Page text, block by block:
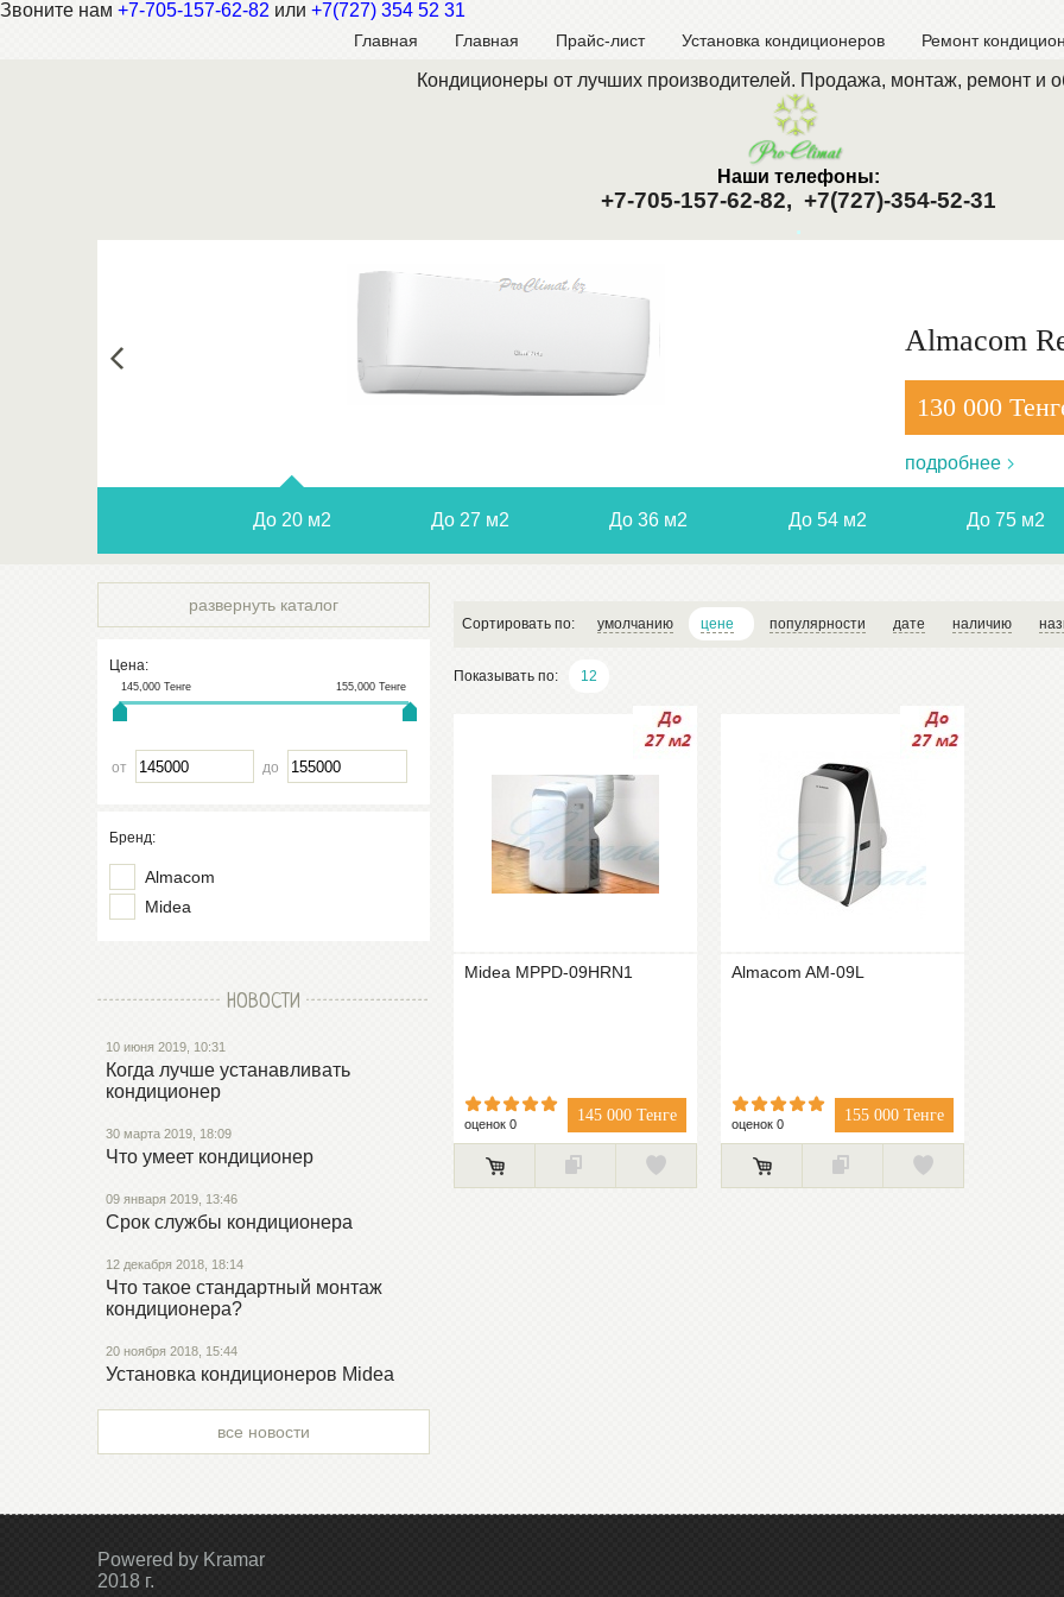
Звоните нам +7-705-157-62-82 или +7(727) 354 52 31
Главная Главная Прайс-лист Установка кондиционеров Ремонт
Кондиционеры от лучших производителей. Продажа, монтаж, ремонт и
Наши телефоны:
+7-705-157-62-82, +7(727)-354-52-31
.
Almacom
130 000
подробнее
До 20 м2 До 27 м2 До 36 м2 До 54 м2 До 75 м2
развернуть каталог
Сортировать по: умолчанию цене популярности дате наличию
Показывать по: 12
Midea MPPD-09HRN1
145 000 Тенге
оценок 0
Almacom AM-09L
155 000 Тенге
оценок 0
Цена:
145,000Тенге 155,000 Тенге
от до
Бренд:
Almacom
Midea
НОВОСТИ
10 июня 2019, 10:31
Когда лучше устанавливать
кондиционер
30 марта 2019, 18:09
Что умеет кондиционер
09 января 2019, 13:46
Срок службы кондиционера
12 декабря 2018, 18:14
Что такое стандартный монтаж
кондиционера?
20 ноября 2018, 15:44
Установка кондиционеров Midea
все новости
Powered by Kramar
2018 г.